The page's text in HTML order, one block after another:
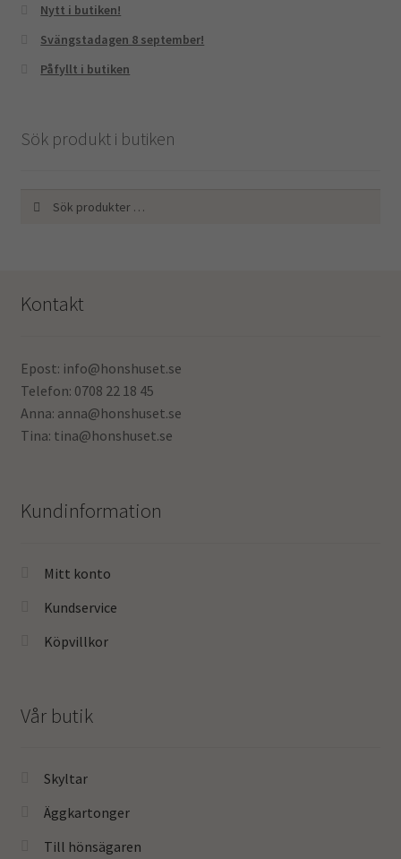
Nytt i butiken!
Svängstadagen 8 september!
Påfyllt i butiken
Sök produkt i butiken
Kontakt
Epost: info@honshuset.se
Telefon: 0708 22 18 45
Anna: anna@honshuset.se
Tina: tina@honshuset.se
Kundinformation
Mitt konto
Kundservice
Köpvillkor
Vår butik
Skyltar
Äggkartonger
Till hönsägaren